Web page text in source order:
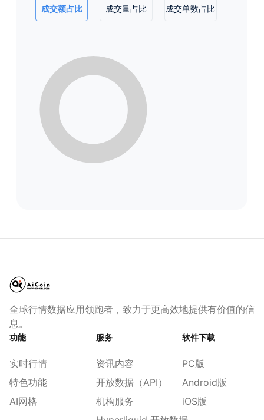
成交额占比 成交量占比 成交单数占比
全球行情数据应用领跑者，致力于更高效地提供有价值的信
息。
功能
实时行情
特色功能
AI网格
服务
资讯内容
开放数据（API）
机构服务
软件下载
PC版
Android版
iOS版